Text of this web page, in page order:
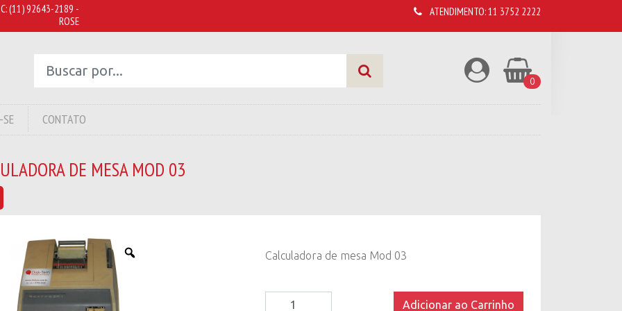
(11) 92643-2189 -
ROSE
ATENDIMENTO:11 3752 2222
0
CONTATO
DE MESA MOD 03
Calculadora de mesa Mod 03
Calculadora
Adicionar ao Carrinho